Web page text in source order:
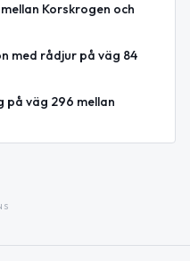
Korskrogen och
med rådjur på väg 84
på väg 296 mellan